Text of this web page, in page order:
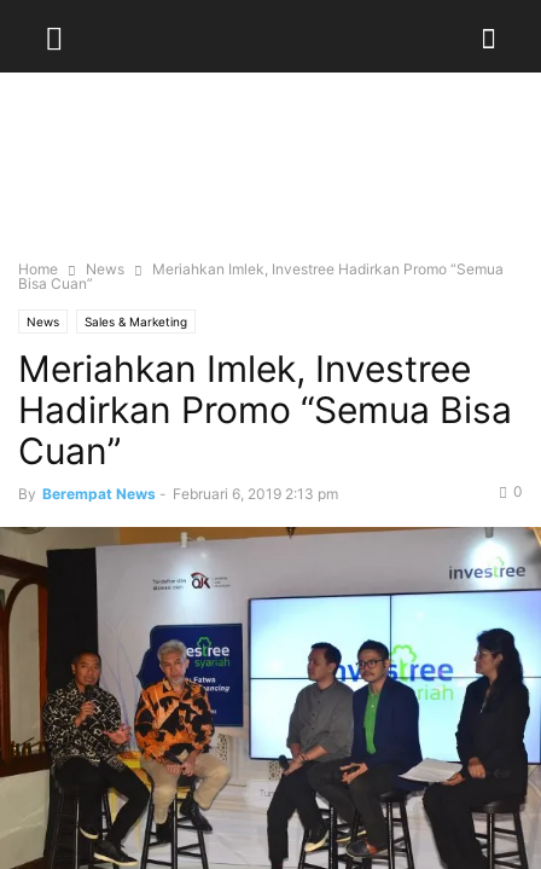
Home News
Meriahkan Imlek, Investree Hadirkan Promo “Semua
Bisa Cuan”
News Sales & Marketing
Meriahkan Imlek, Investree
Hadirkan Promo “Semua Bisa
Cuan”
By Berempat News - Februari 6, 2019 2:13 pm 0